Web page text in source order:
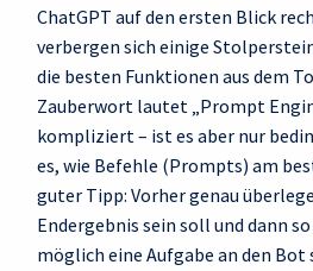
ChatGPT auf den ersten Blick
verbergen sich einige
die besten Funktionen aus dem
Zauberwort lautet „Prompt
kompliziert – ist es aber nur
es, wie Befehle (Prompts) am
guter Tipp: Vorher genau
Endergebnis sein soll und dann
möglich eine Aufgabe an den